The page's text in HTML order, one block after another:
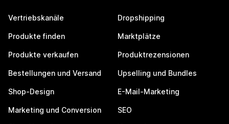
Vertriebskanäle
Produkte finden
Produkte verkaufen
Bestellungen und Versand
Shop-Design
Marketing und Conversion
Dropshipping
Marktplätze
Produktrezensionen
Upselling und Bundles
E-Mail-Marketing
SEO